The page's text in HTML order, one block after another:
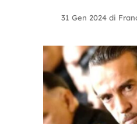
31 Gen 2024 di